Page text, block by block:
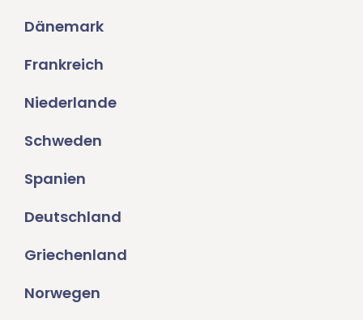
Dänemark
Frankreich
Niederlande
Schweden
Spanien
Deutschland
Griechenland
Norwegen